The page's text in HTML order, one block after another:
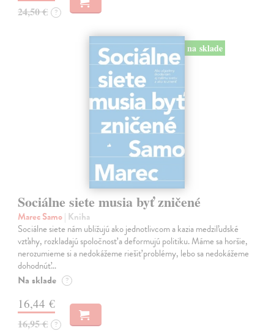
24,50 € ?
na sklade
Sociálne siete musia byť zničené
Marec Samo| Kniha
Sociálne siete nám ubližujú ako jednotlivcom a kazia medziľudské
vzťahy, rozkladajú spoločnosť a deformujú politiku. Máme sa horšie,
nerozumieme si a nedokážeme riešiť problémy, lebo sa nedokážeme
dohodnúť…
Na sklade ?
16,44 €
16,95 € ?